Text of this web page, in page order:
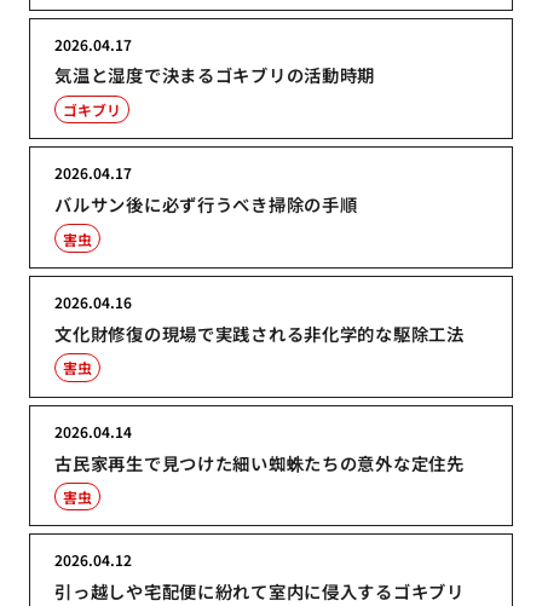
気温と湿度で決まるゴキブリの活動時期
2026.04.17
ゴキブリ
バルサン後に必ず行うべき掃除の手順
2026.04.17
害虫
文化財修復の現場で実践される非化学的な駆除工法
2026.04.16
害虫
古民家再生で見つけた細い蜘蛛たちの意外な定住先
2026.04.14
害虫
引っ越しや宅配便に紛れて室内に侵入するゴキブリ
2026.04.12